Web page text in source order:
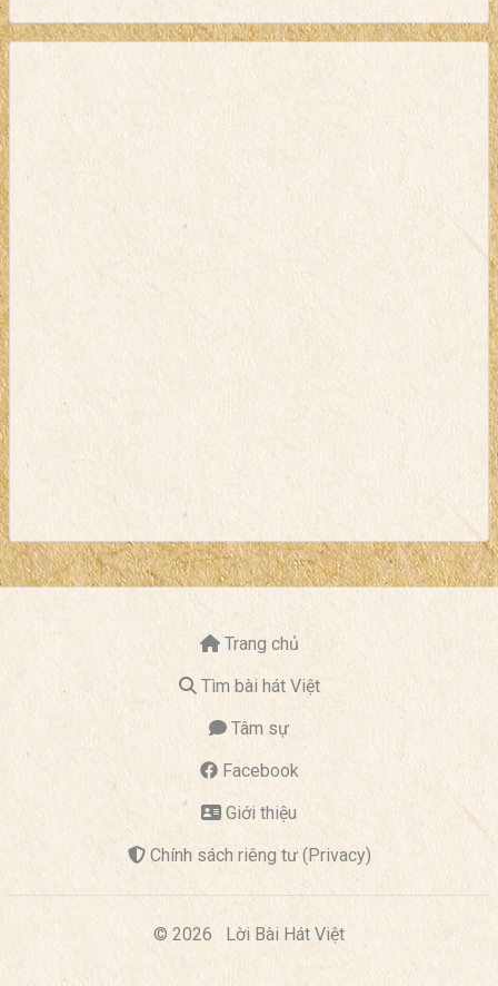
Trang chủ
Tìm bài hát Việt
Tâm sự
Facebook
Giới thiệu
Chính sách riêng tư (Privacy)
© 2026 Lời Bài Hát Việt